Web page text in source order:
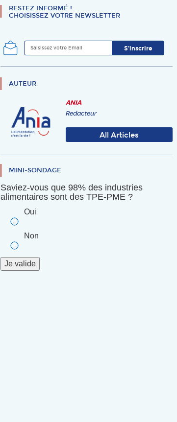
RESTEZ INFORMÉ !
CHOISISSEZ VOTRE NEWSLETTER
AUTEUR
ANIA
Redacteur
All Articles
MINI-SONDAGE
Saviez-vous que 98% des industries
alimentaires sont des TPE-PME ?
Oui
Non